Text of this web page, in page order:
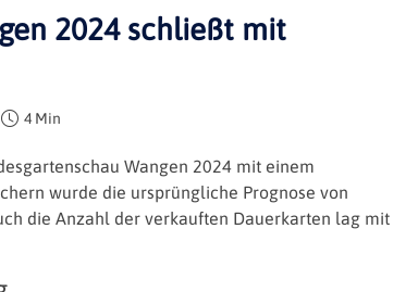
2024 schließt mit
4 Min
Wangen 2024 mit einem
wurde die ursprüngliche Prognose von
die Anzahl der verkauften Dauerkarten lag mit